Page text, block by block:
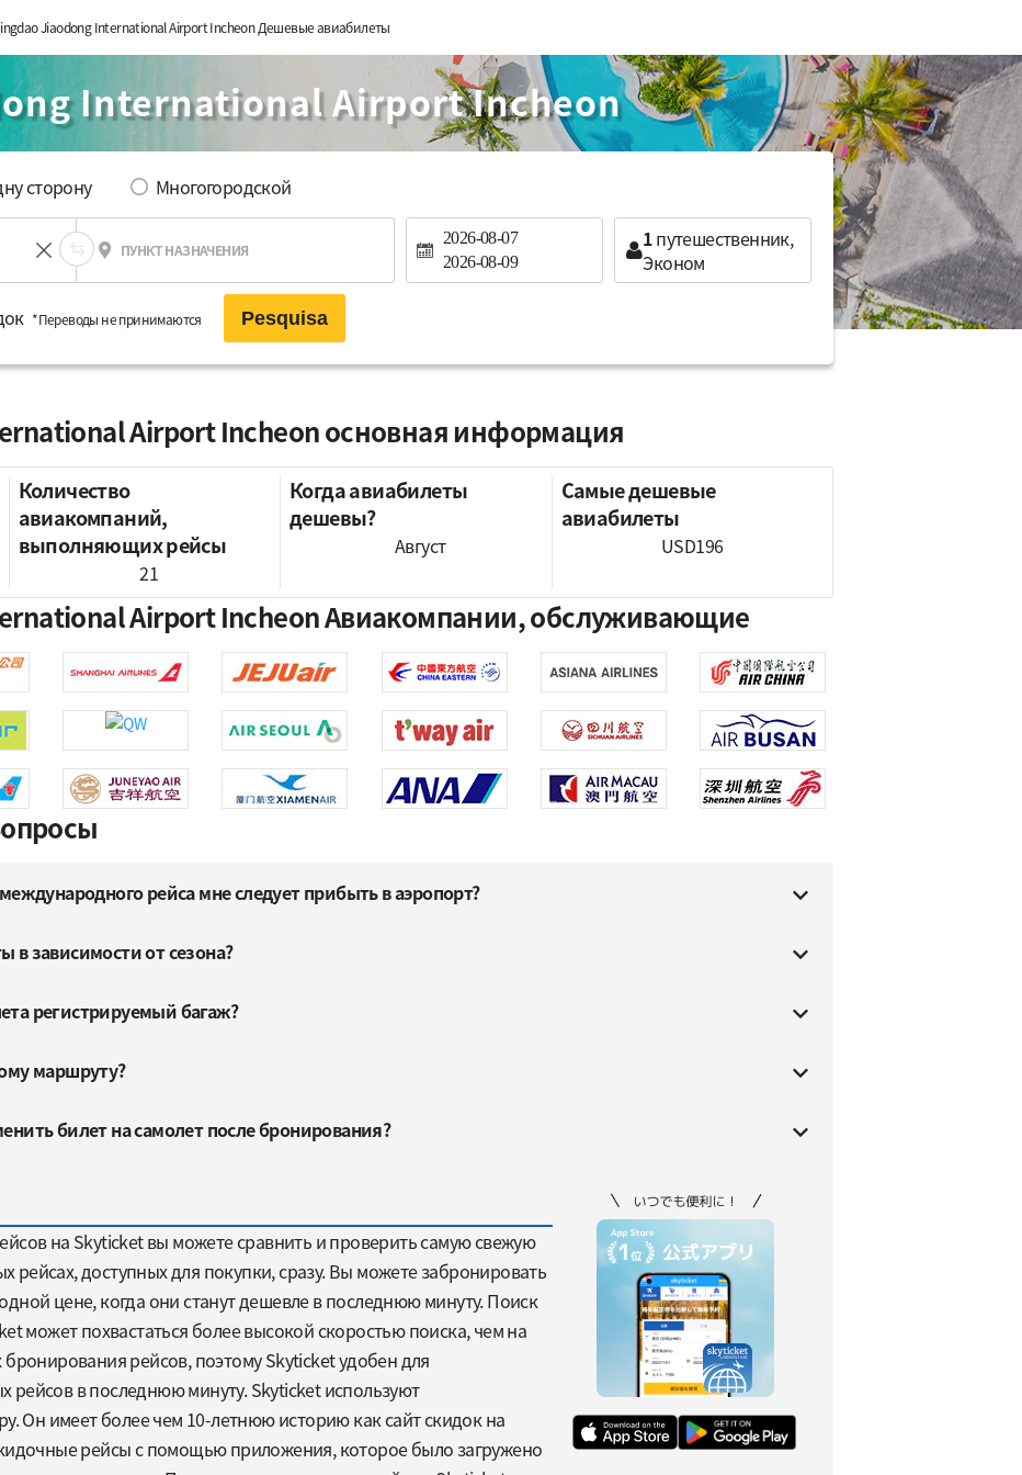
Jiaodong International Airport Incheon Дешевые авиабилеты
International Airport Incheon
сторону Многогородской
ПУНКТ НАЗНАЧЕНИЯ
2026-08-07
2026-08-09
1путешественник,
Эконом
*Переводы не принимаются Pesquisa
Airport Incheon основная информация
Количество
авиакомпаний,
выполняющих рейсы
21
Когда авиабилеты
дешевы?
Август
Самые дешевые
авиабилеты
USD196
Airport Incheon Авиакомпании, обслуживающие
рейса мне следует прибыть в аэропорт?
зависимости от сезона?
регистрируемый багаж?
маршруту?
билет на самолет после бронирования?
на Skyticket вы можете сравнить и проверить самую свежую
доступных для покупки, сразу. Вы можете забронировать
цене, когда они станут дешевле в последнюю минуту. Поиск
может похвастаться более высокой скоростью поиска, чем на
рейсов, поэтому Skyticket удобен для
в последнюю минуту. Skyticket используют
Он имеет более чем 10-летнюю историю как сайт скидок на
рейсы с помощью приложения, которое было загружено